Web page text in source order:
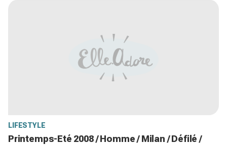
LIFESTYLE
Printemps-Eté 2008 / Homme / Milan / Défilé /